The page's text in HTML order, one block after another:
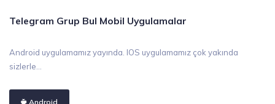
Telegram Grup Bul Mobil Uygulamalar
Android uygulamamız yayında. IOS uygulamamız çok yakında
sizlerle...
Android